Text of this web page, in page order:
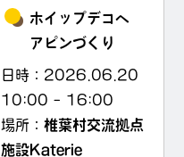
ホイップデコヘ
アピンづくり
日時： 2026.06.20
10:00 – 16:00
場所：椎葉村交流拠点
施設Katerie